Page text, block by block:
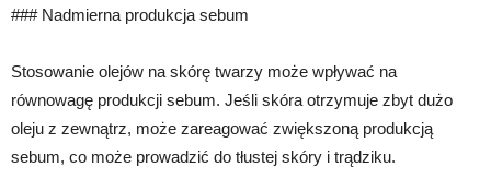
### Nadmierna produkcja sebum
Stosowanie olejów na skórę twarzy może wpływać na
równowagę produkcji sebum. Jeśli skóra otrzymuje zbyt dużo
oleju z zewnątrz, może zareagować zwiększoną produkcją
sebum, co może prowadzić do tłustej skóry i trądziku.